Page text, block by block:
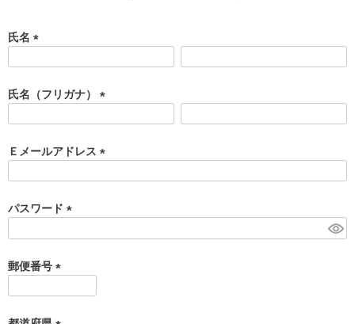
氏名
須
)
氏名（フリガナ）
須
)
Ｅメールアドレス
)
パスワード
)
郵便番号
須